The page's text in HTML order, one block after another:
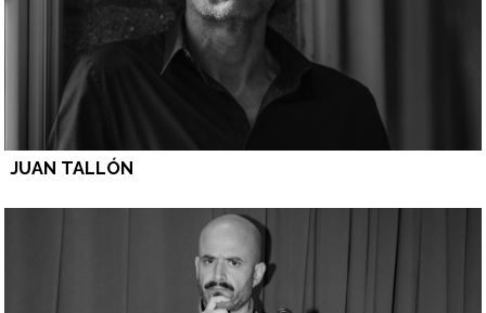
JUAN TALLÓN